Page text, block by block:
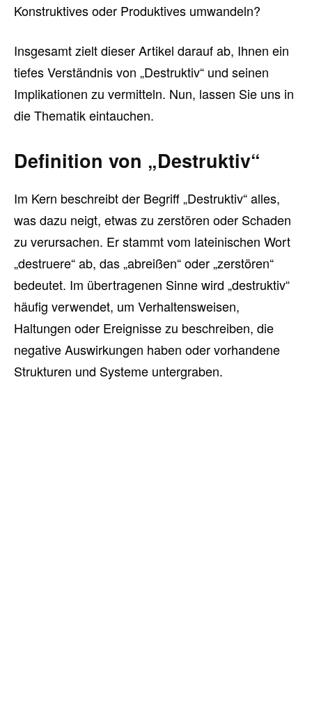
Konstruktives oder Produktives umwandeln?
Insgesamt zielt dieser Artikel darauf ab, Ihnen ein
tiefes Verständnis von „Destruktiv“ und seinen
Implikationen zu vermitteln. Nun, lassen Sie uns in
die Thematik eintauchen.
Definition von „Destruktiv“
Im Kern beschreibt der Begriff „Destruktiv“ alles,
was dazu neigt, etwas zu zerstören oder Schaden
zu verursachen. Er stammt vom lateinischen Wort
„destruere“ ab, das „abreißen“ oder „zerstören“
bedeutet. Im übertragenen Sinne wird „destruktiv“
häufig verwendet, um Verhaltensweisen,
Haltungen oder Ereignisse zu beschreiben, die
negative Auswirkungen haben oder vorhandene
Strukturen und Systeme untergraben.